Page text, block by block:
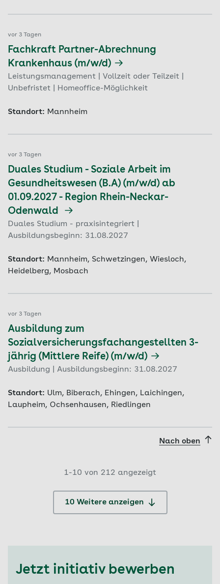
vor 3 Tagen
Fachkraft Partner-Abrechnung
Krankenhaus (m/w/d)
Leistungsmanagement | Vollzeit oder Teilzeit |
Unbefristet | Homeoffice-Möglichkeit
Standort: Mannheim
vor 3 Tagen
Duales Studium - Soziale Arbeit im
Gesundheitswesen (B.A) (m/w/d) ab
01.09.2027 - Region Rhein-Neckar-
Odenwald
Duales Studium - praxisintegriert |
Ausbildungsbeginn: 31.08.2027
Standort: Mannheim, Schwetzingen, Wiesloch,
Heidelberg, Mosbach
vor 3 Tagen
Ausbildung zum
Sozialversicherungsfachangestellten 3-
jährig (Mittlere Reife) (m/w/d)
Ausbildung | Ausbildungsbeginn: 31.08.2027
Standort: Ulm, Biberach, Ehingen, Laichingen,
Laupheim, Ochsenhausen, Riedlingen
Nach oben
1-10 von 212 angezeigt
10 Weitere anzeigen
Jetzt initiativ bewerben